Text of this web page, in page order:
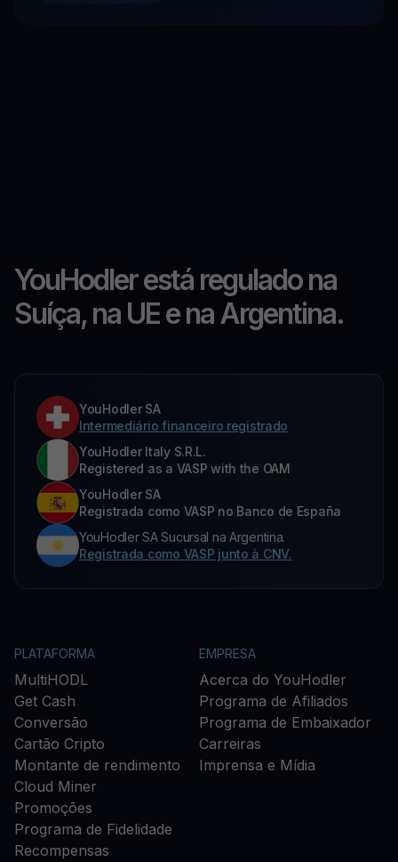
YouHodler está regulado na
Suíça, na UE e na Argentina.
YouHodler SA
Intermediário financeiro registrado
YouHodler Italy S.R.L.
Registered as a VASP with the OAM
YouHodler SA
Registrada como VASP no Banco de España
YouHodler SA Sucursal na Argentina.
Registrada como VASP junto à CNV.
PLATAFORMA
MultiHODL
Get Cash
Conversão
Cartão Cripto
Montante de rendimento
Cloud Miner
Promoções
Programa de Fidelidade
Recompensas
EMPRESA
Acerca do YouHodler
Programa de Afiliados
Programa de Embaixador
Carreiras
Imprensa e Mídia